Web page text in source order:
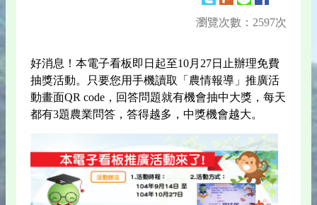
瀏覽次數：2597次
好消息！本電子看板即日起至10月27日止辦理免費
抽獎活動。只要您用手機讀取「農情報導」推廣活
動畫面QR code，回答問題就有機會抽中大獎，每天
都有3題農業問答，答得越多，中獎機會越大。